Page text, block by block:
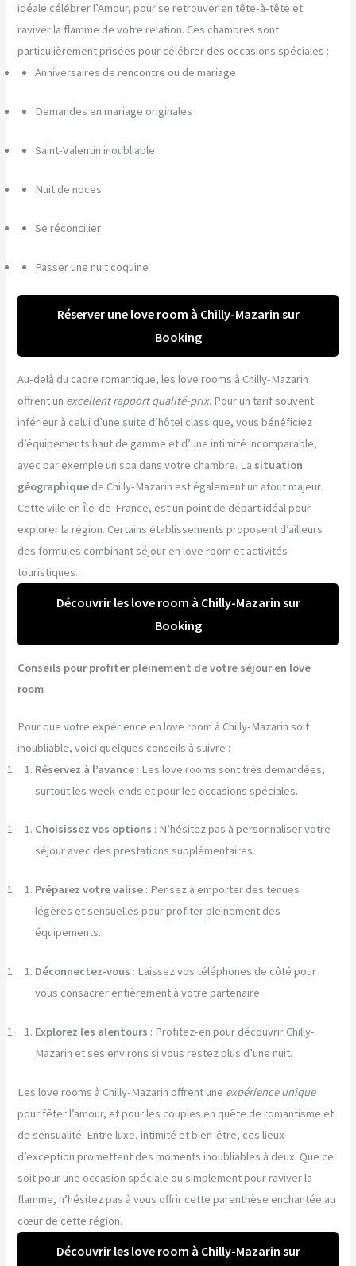
idéale célébrer l’Amour, pour se retrouver en tête-à-tête et
raviver la flamme de votre relation. Ces chambres sont
particulièrement prisées pour célébrer des occasions spéciales :
Anniversaires de rencontre ou de mariage
Demandes en mariage originales
Saint-Valentin inoubliable
Nuit de noces
Se réconcilier
Passer une nuit coquine
Réserver une love room à Chilly-Mazarin sur
Booking
Au-delà du cadre romantique, les love rooms à Chilly-Mazarin
offrent un excellent rapport qualité-prix. Pour un tarif souvent
inférieur à celui d’une suite d’hôtel classique, vous bénéficiez
d’équipements haut de gamme et d’une intimité incomparable,
avec par exemple un spa dans votre chambre. La situation
géographique de Chilly-Mazarin est également un atout majeur.
Cette ville en Île-de-France, est un point de départ idéal pour
explorer la région. Certains établissements proposent d’ailleurs
des formules combinant séjour en love room et activités
touristiques.
Découvrir les love room à Chilly-Mazarin sur
Booking
Conseils pour profiter pleinement de votre séjour en love
room
Pour que votre expérience en love room à Chilly-Mazarin soit
inoubliable, voici quelques conseils à suivre :
Réservez à l’avance : Les love rooms sont très demandées,
surtout les week-ends et pour les occasions spéciales.
Choisissez vos options : N’hésitez pas à personnaliser votre
séjour avec des prestations supplémentaires.
Préparez votre valise : Pensez à emporter des tenues
légères et sensuelles pour profiter pleinement des
équipements.
Déconnectez-vous : Laissez vos téléphones de côté pour
vous consacrer entièrement à votre partenaire.
Explorez les alentours : Profitez-en pour découvrir Chilly-
Mazarin et ses environs si vous restez plus d’une nuit.
Les love rooms à Chilly-Mazarin offrent une expérience unique
pour fêter l’amour, et pour les couples en quête de romantisme et
de sensualité. Entre luxe, intimité et bien-être, ces lieux
d’exception promettent des moments inoubliables à deux. Que ce
soit pour une occasion spéciale ou simplement pour raviver la
flamme, n’hésitez pas à vous offrir cette parenthèse enchantée au
cœur de cette région.
Découvrir les love room à Chilly-Mazarin sur